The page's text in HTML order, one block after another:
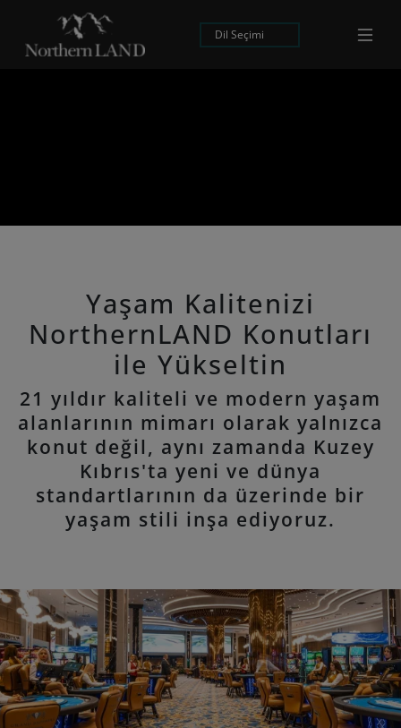
Dil Seçimi
Yaşam Kalitenizi
NorthernLAND Konutları
ile Yükseltin
21 yıldır kaliteli ve modern yaşam
alanlarının mimarı olarak yalnızca
konut değil, aynı zamanda Kuzey
Kıbrıs'ta yeni ve dünya
standartlarının da üzerinde bir
yaşam stili inşa ediyoruz.